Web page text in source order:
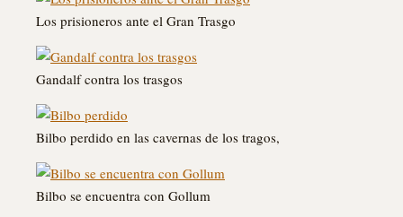
Los prisioneros ante el Gran Trasgo
Gandalf contra los trasgos
Bilbo perdido en las cavernas de los tragos,
Bilbo se encuentra con Gollum